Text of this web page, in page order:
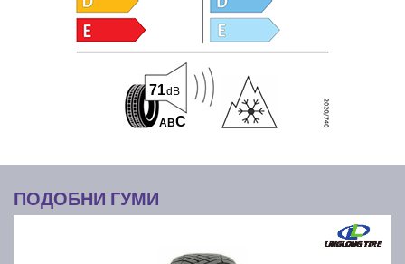
ABC
71dB
ПОДОБНИ ГУМИ